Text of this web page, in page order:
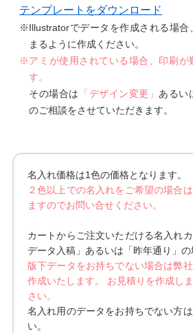
テンプレートをダウンロード
※Illustratorでデータを作成される場合
まるように作成ください。
※アミが使用されている場合、印刷が
す。
その場合は
「デザイン変更」あるい
のご相談をさせていただきます。
名入れ価格は1色の価格となります。
２色以上での名入れをご希望の場合
ますのでお問い合せください。
カートからご注文いただける名入れ
データ入稿」あるいは「昨年通り」の
版下データをお持ちでない場合は弊
作成いたします。 お見積りを作成し
さい。
名入れ用のデータをお持ちでない方は
い。